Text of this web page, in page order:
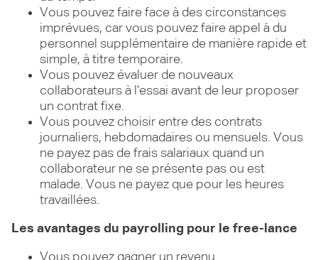
Vous pouvez faire face à des circonstances
imprévues, car vous pouvez faire appel à du
personnel supplémentaire de manière rapide et
simple, à titre temporaire.
Vous pouvez évaluer de nouveaux
collaborateurs à l’essai avant de leur proposer
un contrat fixe.
Vous pouvez choisir entre des contrats
journaliers, hebdomadaires ou mensuels. Vous
ne payez pas de frais salariaux quand un
collaborateur ne se présente pas ou est
malade. Vous ne payez que pour les heures
travaillées.
Les avantages du payrolling pour le free-lance
Vous pouvez gagner un revenu